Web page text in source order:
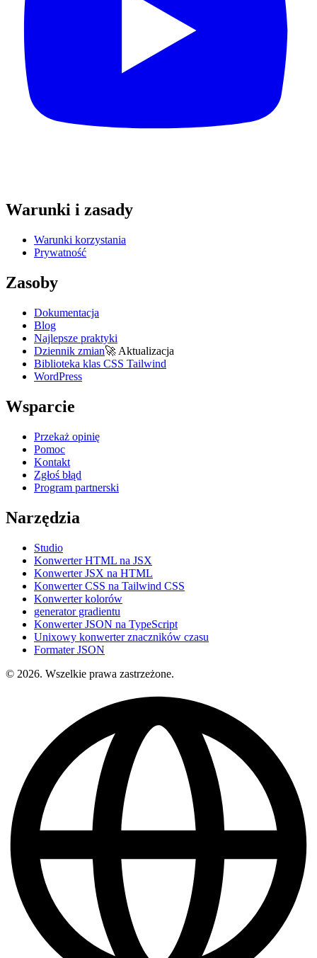
Warunki i zasady
Warunki korzystania
Prywatność
Zasoby
Dokumentacja
Blog
Najlepsze praktyki
Dziennik zmian🚀 Aktualizacja
Biblioteka klas CSS Tailwind
WordPress
Wsparcie
Przekaż opinię
Pomoc
Kontakt
Zgłoś błąd
Program partnerski
Narzędzia
Studio
Konwerter HTML na JSX
Konwerter JSX na HTML
Konwerter CSS na Tailwind CSS
Konwerter kolorów
generator gradientu
Konwerter JSON na TypeScript
Unixowy konwerter znaczników czasu
Formater JSON
© 2026. Wszelkie prawa zastrzeżone.